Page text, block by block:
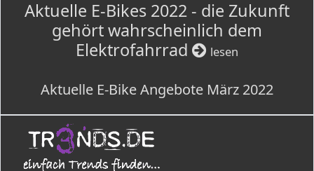
Aktuelle E-Bikes 2022 - die Zukunft
gehört wahrscheinlich dem
Elektrofahrrad
lesen
Aktuelle E-Bike Angebote März 2022